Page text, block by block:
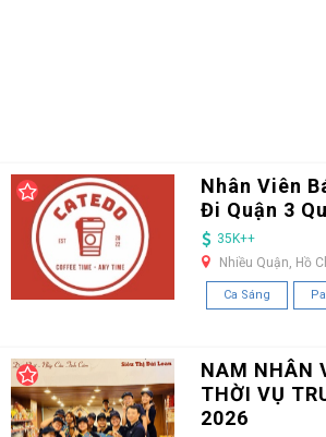
Nhân Viên
Đi Quận 3
35K++
Nhiều Quận, Hồ
Ca Sáng
NAM NHÂN
THỜI VỤ
2026